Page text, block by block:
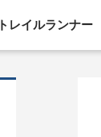
トレイルランナー